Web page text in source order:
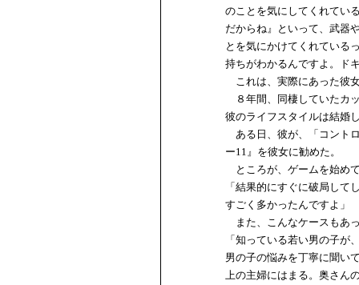
のことを気にしてくれてい
だからね』といって、武器
とを気にかけてくれている
持ちがわかるんですよ。ド
これは、実際にあった彼
８年間、同棲していたカ
彼のライフスタイルは結婚
ある日、彼が、「コント
ー11』を彼女に勧めた。
ところが、ゲームを始め
「結果的にすぐに破局し
すごく多かったんですよ」
また、こんなケースもあ
「知っている若い男の子
男の子の悩みを丁寧に聞い
上の主婦にはまる。奥さん